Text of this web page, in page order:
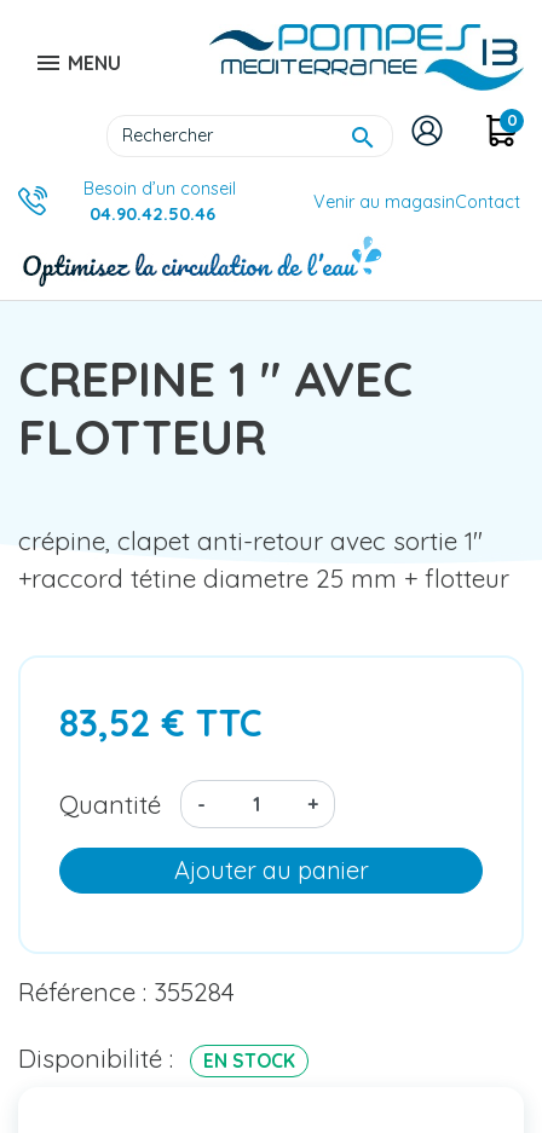
 MENU

0
Besoin d’un conseil
04.90.42.50.46
Venir au magasinContact
CREPINE 1 " AVEC
FLOTTEUR
crépine, clapet anti-retour avec sortie 1"
+raccord tétine diametre 25 mm + flotteur
83,52 € TTC
Quantité - +
Ajouter au panier
Référence : 355284
Disponibilité : EN STOCK